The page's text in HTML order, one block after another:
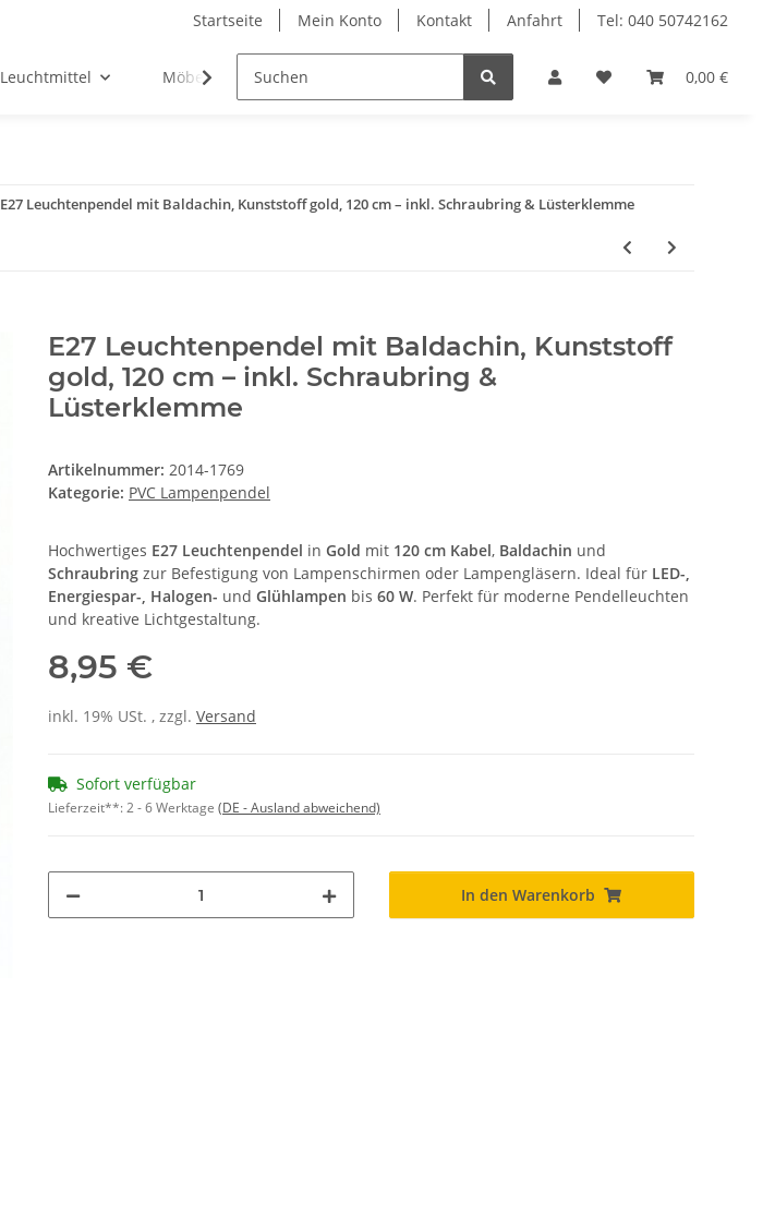
Startseite Mein Konto Kontakt Anfahrt Tel: 040 50742162
0,00 €
Leuchtmittel Möbel-Ersatzteile
E27 Leuchtenpendel mit Baldachin, Kunststoff gold, 120 cm – inkl. Schraubring & Lüsterklemme
E27 Leuchtenpendel mit Baldachin, Kunststoff
gold, 120 cm – inkl. Schraubring &
Lüsterklemme
Artikelnummer: 2014-1769
Kategorie: PVC Lampenpendel
Hochwertiges E27 Leuchtenpendel in Gold mit 120 cm Kabel, Baldachin und
Schraubring zur Befestigung von Lampenschirmen oder Lampengläsern. Ideal für LED-,
Energiespar-, Halogen- und Glühlampen bis 60 W. Perfekt für moderne Pendelleuchten
und kreative Lichtgestaltung.
8,95 €
inkl. 19% USt. , zzgl. Versand
Sofort verfügbar
Lieferzeit**:2 - 6 Werktage (DE - Ausland abweichend)
In den Warenkorb